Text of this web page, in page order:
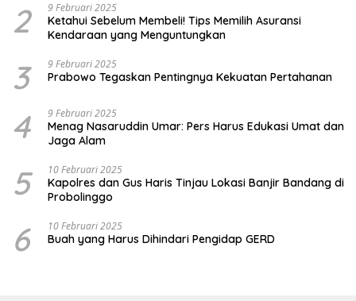
2 9 Februari 2025
Ketahui Sebelum Membeli! Tips Memilih Asuransi
Kendaraan yang Menguntungkan
3 9 Februari 2025
Prabowo Tegaskan Pentingnya Kekuatan Pertahanan
4 9 Februari 2025
Menag Nasaruddin Umar: Pers Harus Edukasi Umat dan
Jaga Alam
5 10 Februari 2025
Kapolres dan Gus Haris Tinjau Lokasi Banjir Bandang di
Probolinggo
6 10 Februari 2025
Buah yang Harus Dihindari Pengidap GERD